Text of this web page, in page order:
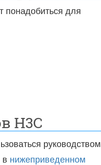
понадобиться для
H3C
руководством
в нижеприведенном